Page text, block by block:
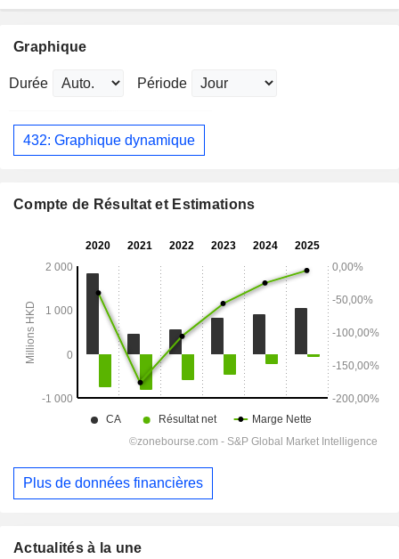
Graphique
Durée Période
432: Graphique dynamique
Compte de Résultat et Estimations
Plus de données financières
Actualités à la une